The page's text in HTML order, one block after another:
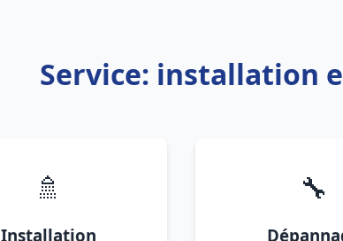
Service: installation
🚿
Installation
🔧